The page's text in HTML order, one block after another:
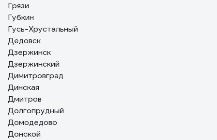
Грязи
Губкин
Гусь-Хрустальный
Дедовск
Дзержинск
Дзержинский
Димитровград
Динская
Дмитров
Долгопрудный
Домодедово
Донской